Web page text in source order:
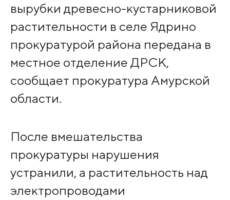
вырубки древесно-кустарниковой
растительности в селе Ядрино
прокуратурой района передана в
местное отделение ДРСК,
сообщает прокуратура Амурской
области.
После вмешательства
прокуратуры нарушения
устранили, а растительность над
электропроводами